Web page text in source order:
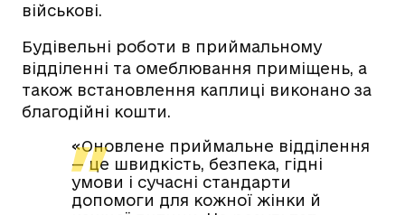
військові.
Будівельні роботи в приймальному
відділенні та омеблювання приміщень, а
також встановлення каплиці виконано за
благодійні кошти.
«Оновлене приймальне відділення
— це швидкість, безпека, гідні
умови і сучасні стандарти
допомоги для кожної жінки й